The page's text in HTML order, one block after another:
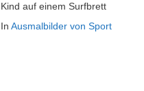
Kind auf einem Surfbrett
In Ausmalbilder von Sport